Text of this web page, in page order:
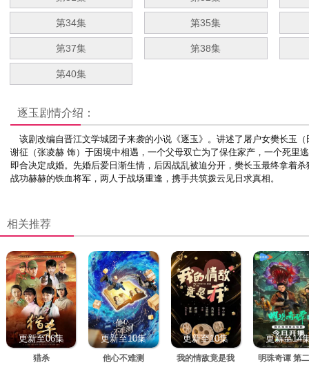
第34集 第35集
第37集 第38集
第40集
逐玉剧情介绍：
该剧改编自晋江文学城团子来袭的小说《逐玉》。讲述了屠户女樊长玉
谢征（张凌赫 饰）于困境中相遇，一个父母双亡为了保住家产，一个死里
即合决定成婚。先婚后爱日渐生情，后因战乱被迫分开，樊长玉最终拿着
战功赫赫的铁血将军，两人于战场重逢，携手共筑拨云见日求真相。
相关推荐
更新至06集
猎杀
更新至10集
他心不难测
更新至10集
我的情敌竟是我
更新至14
明珠奇谭 第